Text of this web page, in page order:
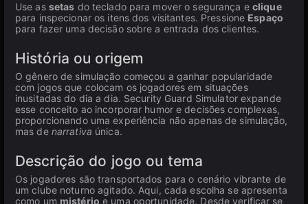
Use as setas do teclado para mover o segurança e clique
para inspecionar os itens dos visitantes. Pressione Espaço
para fazer uma decisão sobre a entrada dos clientes.
História ou origem
O gênero de simulação começou a ganhar popularidade
com jogos que colocam os jogadores em situações
inusitadas do dia a dia. Security Guard Simulator expande
esse conceito ao incorporar humor e decisões complexas,
proporcionando uma experiência não apenas de simulação,
mas de narrativa única.
Descrição do jogo ou tema
Os jogadores são transportados para o cenário vibrante de
um clube noturno agitado. Aqui, cada escolha se apresenta
como um mistério e uma oportunidade. Desde verificar se